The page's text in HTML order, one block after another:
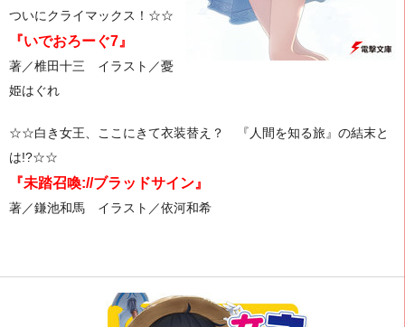
ついにクライマックス！☆☆
『いでおろーぐ7』
著／椎田十三 イラスト／憂
姫はぐれ
☆☆白き女王、ここにきて衣装替え？ 『人間を知る旅』の結末と
は!?☆☆
『未踏召喚://ブラッドサイン』
著／鎌池和馬 イラスト／依河和希